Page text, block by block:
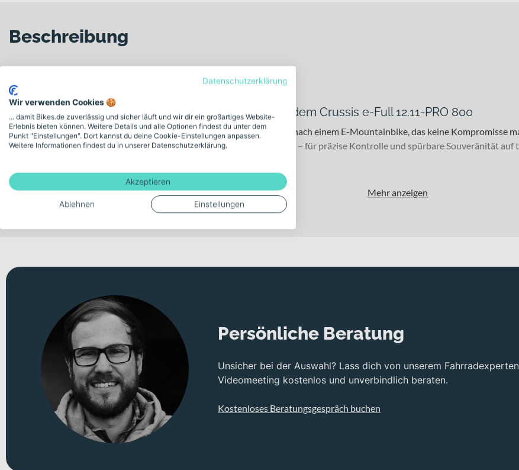
Beschreibung
Crussis e-Full 12.11-PRO 800
Maximale Kontrolle auf anspruchsvollen Trails – mit dem Crussis e-Full 12.11-PRO 800
Steile Uphills, verblockte Abfahrten und lange Trail-Runden verlangen nach einem E-Mountainbike, das keine Kompromisse
Carbonrahmen mit hochwertigem Fahrwerk und kraftvollem E-Antrieb – für präzise Kontrolle und spürbare Souveränität auf
Für welche Einsätze eignet sich dieses Bike?
Dieses E-MTB Fully richtet sich an anspruchsvolle Trail-Fahrer und All-Mountain-Enthusiasten, die bergauf effizient
technisch anspruchsvolle Trails, steile Uphill-Passagen oder ausgedehnte Touren auf unterschiedlichstem Untergrund – mit
Sattel.
Die Basis bildet ein hochwertiger Rahmen aus Carbon, der auf geringes Gewicht und hohe Steifigkeit ausgelegt ist. Für
Geschaltet wird über eine 12-Gang-Kettenschaltung mit SRAM X0 Eagle T-Type Flattop Kette. Die fein abgestufte
schnellen Passagen im Downhill. Für kraftvolle Verzögerung kommen hydraulische Scheibenbremsen vom Typ SRAM Maven
Bremsperformance auch bei langen Abfahrten.
Die Bereifung mit MAXXIS ASSEGAI 29x2.50 vorne und MAXXIS MINION DHR II 29x2.50 hinten unterstreicht den Trail-
FUSION MANIC Sattelstütze (30,9 Ø, telescopic) und 125 mm Travel kannst du deine Sitzposition schnell anpassen und
Antrieb und Energieversorgung
Im Zentrum des Systems arbeitet der AVINOX M1 Motor, der dich kraftvoll bei anspruchsvollen Anstiegen unterstützt. Der
800 Wh zur Verfügung – ideal für lange Touren und intensive Trail-Runden. Über das Avinox DP100, 2" OLED Display
Mehr anzeigen
Persönliche Beratung
Unsicher bei der Auswahl? Lass dich von unserem
Videomeeting kostenlos und unverbindlich beraten.
Kostenloses Beratungsgespräch buchen
Datenschutzerklärung
Wir verwenden Cookies 🍪
... damit Bikes.de zuverlässig und sicher läuft und wir dir ein großartiges Website-
Erlebnis bieten können. Weitere Details und alle Optionen findest du unter dem
Punkt "Einstellungen". Dort kannst du deine Cookie-Einstellungen anpassen.
Weitere Informationen findest du in unserer Datenschutzerklärung.
Akzeptieren
Ablehnen Einstellungen